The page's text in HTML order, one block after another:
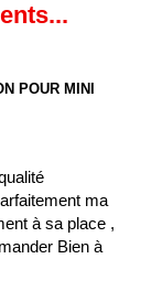
POUR MINI
ma
à sa place ,
Bien à